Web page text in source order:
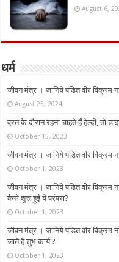
August 6,
धर्म
जीवन मंत्र । जानिये पंडित वीर विक्रम
August 25, 2024
व्रत के दौरान रहना चाहते हैं हेल्दी, तो
October 15, 2023
जीवन मंत्र । जानिये पंडित वीर विक्रम
October 1, 2023
जीवन मंत्र । जानिये पंडित वीर विक्रम
कैसे शुरू हुई ये परंपरा?
October 1, 2023
जीवन मंत्र । जानिये पंडित वीर विक्रम
जाते हैं शुभ कार्य ?
October 1, 2023